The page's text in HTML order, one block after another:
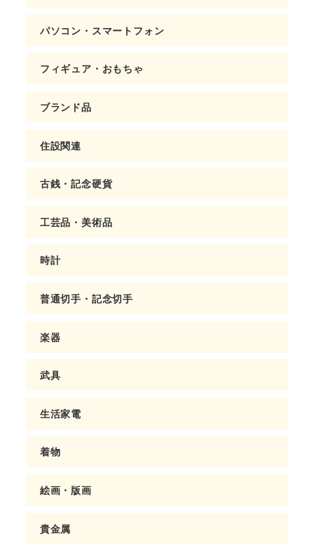
パソコン・スマートフォン
フィギュア・おもちゃ
ブランド品
住設関連
古銭・記念硬貨
工芸品・美術品
時計
普通切手・記念切手
楽器
武具
生活家電
着物
絵画・版画
貴金属